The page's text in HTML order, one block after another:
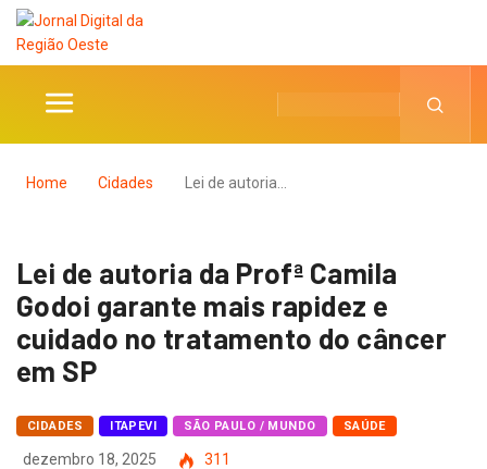
Home Cidades Lei de autoria…
Lei de autoria da Profª Camila
Godoi garante mais rapidez e
cuidado no tratamento do câncer
em SP
CIDADES ITAPEVI SÃO PAULO / MUNDO SAÚDE
dezembro 18, 2025 311